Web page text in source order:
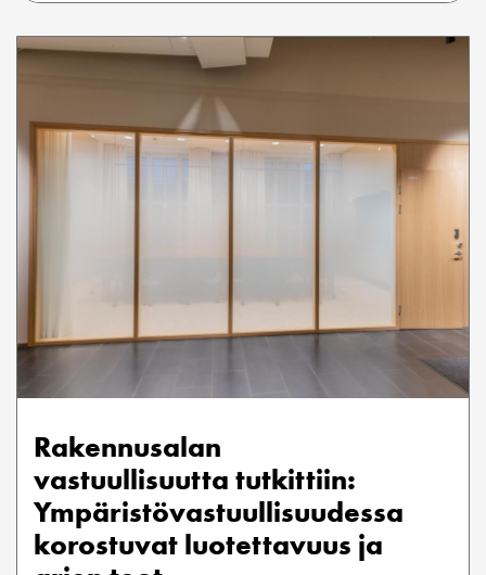
Rakennusalan
vastuullisuutta tutkittiin:
Ympäristövastuullisuudessa
korostuvat luotettavuus ja